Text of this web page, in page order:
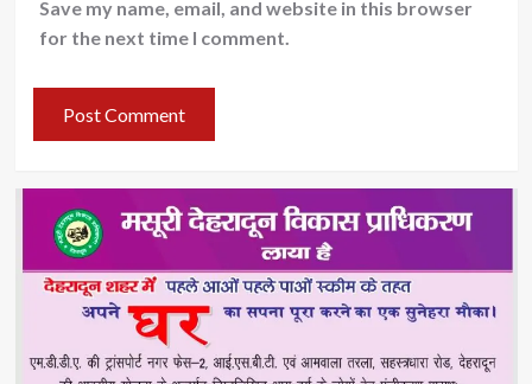
Save my name, email, and website in this browser
for the next time I comment.